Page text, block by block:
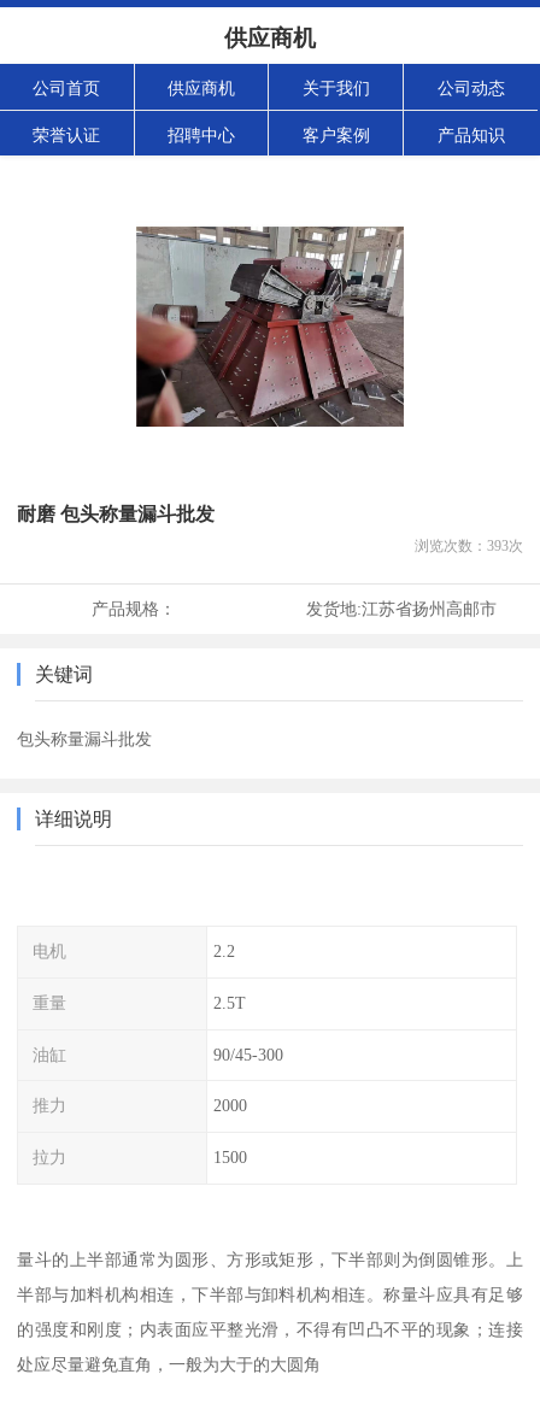
供应商机
公司首页 供应商机 关于我们 公司动态
荣誉认证 招聘中心 客户案例 产品知识
耐磨 包头称量漏斗批发
浏览次数： 393次
产品规格： 发货地:江苏省扬州高邮市
关键词
包头称量漏斗批发
详细说明
电机 2.2
重量 2.5T
油缸 90/45-300
推力 2000
拉力 1500
量斗的上半部通常为圆形、方形或矩形，下半部则为倒圆锥形。上
半部与加料机构相连，下半部与卸料机构相连。称量斗应具有足够
的强度和刚度；内表面应平整光滑，不得有凹凸不平的现象；连接
处应尽量避免直角，一般为大于的大圆角